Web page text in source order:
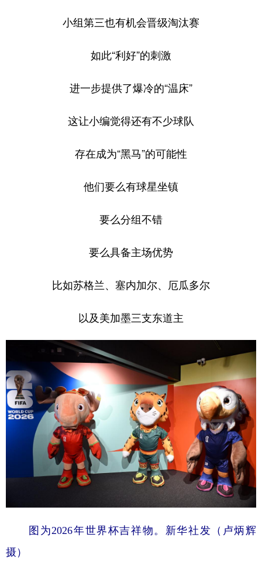
小组第三也有机会晋级淘汰赛
如此“利好”的刺激
进一步提供了爆冷的“温床”
这让小编觉得还有不少球队
存在成为“黑马”的可能性
他们要么有球星坐镇
要么分组不错
要么具备主场优势
比如苏格兰、塞内加尔、厄瓜多尔
以及美加墨三支东道主
图为2026年世界杯吉祥物。新华社发（卢炳辉
摄）